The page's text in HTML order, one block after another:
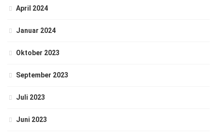
April 2024
Januar 2024
Oktober 2023
September 2023
Juli 2023
Juni 2023